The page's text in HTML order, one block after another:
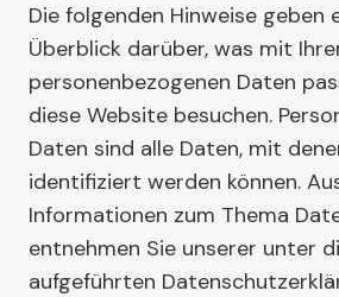
Die folgenden Hinweise geben
Überblick darüber, was mit
personenbezogenen Daten
diese Website besuchen.
Daten sind alle Daten, mit
identifiziert werden können.
Informationen zum Thema
entnehmen Sie unserer unter
aufgeführten